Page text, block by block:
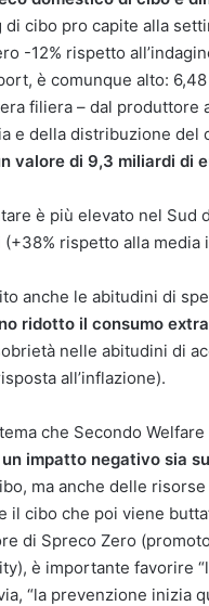
di cibo pro capite alla
-12% rispetto
è comunque alto:
filiera – dal
e della distribuzione del
valore di 9,3 miliardi di
è più elevato nel Sud
rispetto alla media
anche le abitudini di
ridotto il consumo
nelle abitudini di
all’inflazione).
che Secondo
un impatto negativo sia
ma anche delle
il cibo che poi viene
di Spreco Zero
è importante favorire
“la prevenzione inizia